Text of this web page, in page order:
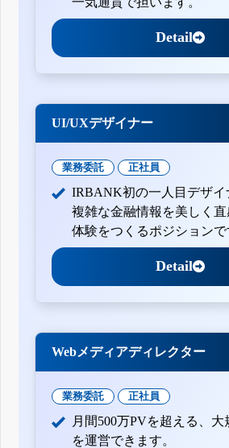
Detail
UI/UXデザイナー
業務委託 正社員
IRBANK初の一人目デザイ
複雑な金融情報を美しく
体験をつくるポジションで
Detail
Webメディアディレクター
業務委託 正社員
月間500万PVを超える、大
を運営できます。